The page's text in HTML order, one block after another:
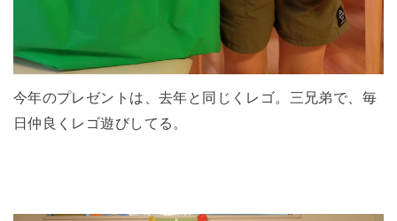
今年のプレゼントは、去年と同じくレゴ。三兄弟で、毎
日仲良くレゴ遊びしてる。